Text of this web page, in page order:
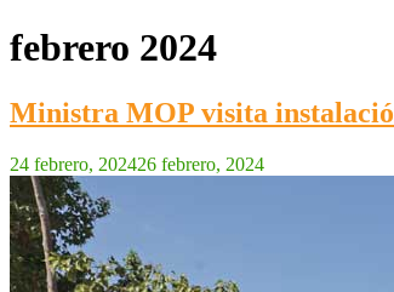
febrero 2024
Ministra MOP visita
24 febrero, 202426 febrero, 2024